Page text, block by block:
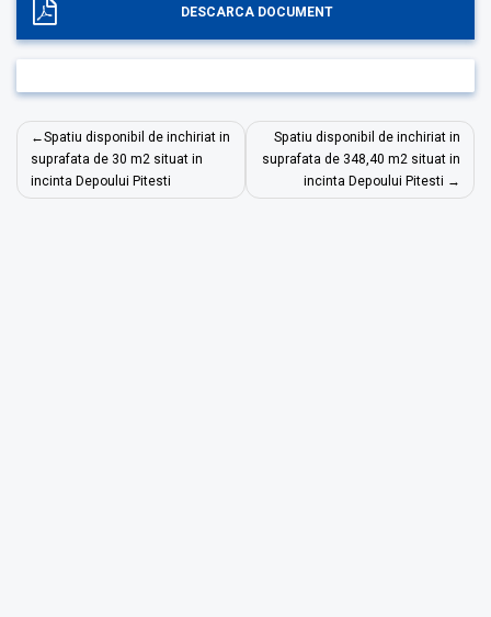
DESCARCA DOCUMENT
Navigare
în
articole
Spatiu disponibil de inchiriat in
suprafata de 30 m2 situat in
incinta Depoului Pitesti
Spatiu disponibil de inchiriat in
suprafata de 348,40 m2 situat in
incinta Depoului Pitesti